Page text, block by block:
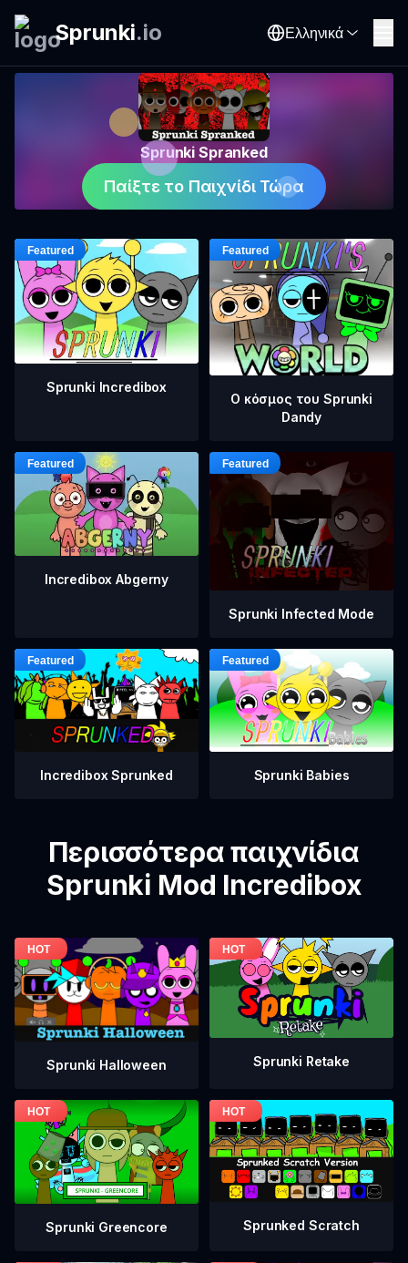
Sprunki.io Ελληνικά
Sprunki Spranked
Παίξτε το Παιχνίδι Τώρα
Sprunki Incredibox
Ο κόσμος του Sprunki
Dandy
Incredibox Abgerny
Sprunki Infected Mode
Incredibox Sprunked Sprunki Babies
Περισσότερα παιχνίδια
Sprunki Mod Incredibox
Sprunki Halloween Sprunki Retake
Sprunki Greencore Sprunked Scratch